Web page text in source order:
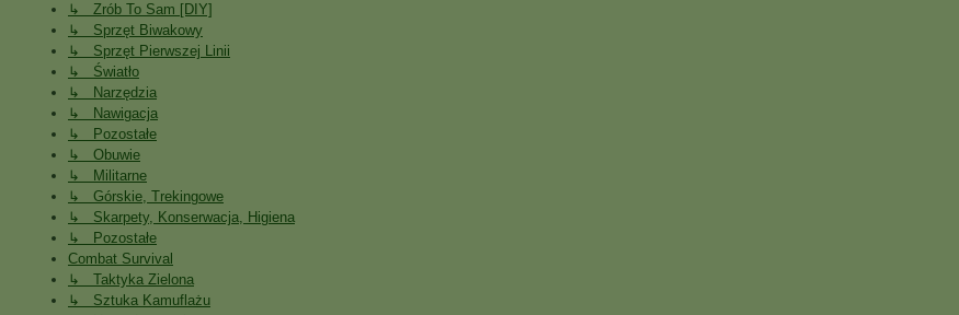
↳ Zrób To Sam [DIY]
↳ Sprzęt Biwakowy
↳ Sprzęt Pierwszej Linii
↳ Światło
↳ Narzędzia
↳ Nawigacja
↳ Pozostałe
↳ Obuwie
↳ Militarne
↳ Górskie, Trekingowe
↳ Skarpety, Konserwacja, Higiena
↳ Pozostałe
Combat Survival
↳ Taktyka Zielona
↳ Sztuka Kamuflażu